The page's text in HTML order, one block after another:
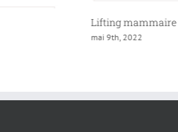
Lifting mammaire
mai 9th, 2022